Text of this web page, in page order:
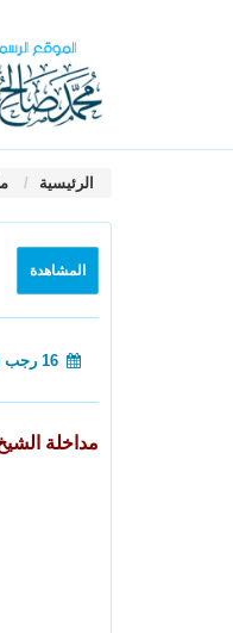
الرئيسية
المشاهدة
مداخلة